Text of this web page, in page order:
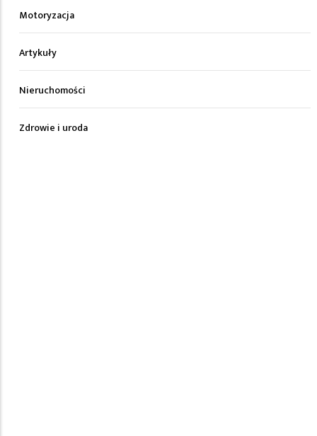
Motoryzacja
Artykuły
Nieruchomości
Zdrowie i uroda